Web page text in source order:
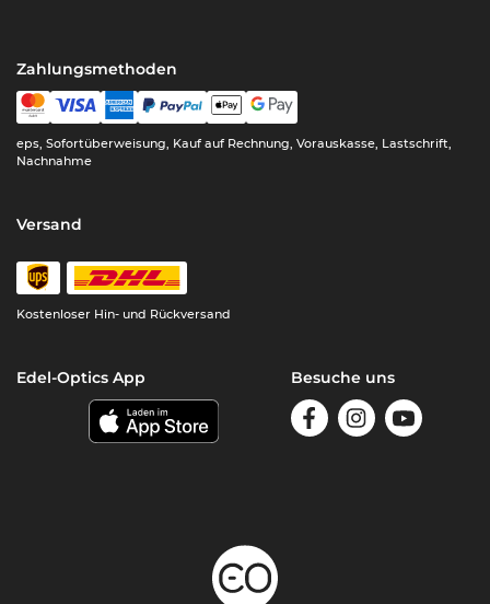
Zahlungsmethoden
eps, Sofortüberweisung, Kauf auf Rechnung, Vorauskasse, Lastschrift,
Nachnahme
Versand
Kostenloser Hin- und Rückversand
Edel-Optics App Besuche uns